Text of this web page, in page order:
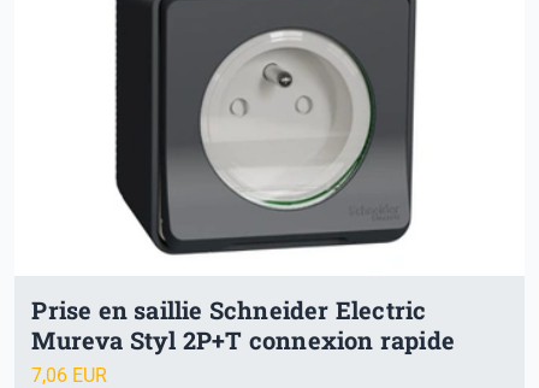
Prise en saillie Schneider Electric
Mureva Styl 2P+T connexion rapide
7,06 EUR